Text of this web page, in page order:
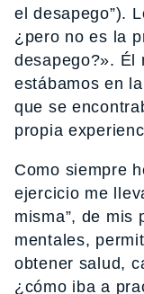
el desapego”).
¿pero no es la
desapego?». Él
estábamos en
que se
propia
Como siempre
ejercicio me
misma”, de mis
mentales,
obtener salud,
¿cómo iba a